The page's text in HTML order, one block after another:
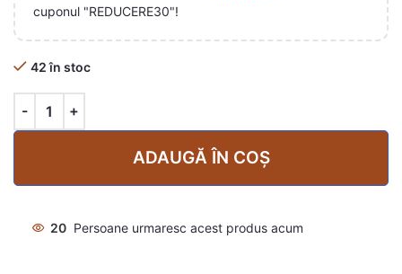
cuponul "REDUCERE30"!
42 în stoc
ADAUGĂ ÎN COȘ
20 Persoane urmaresc acest produs acum